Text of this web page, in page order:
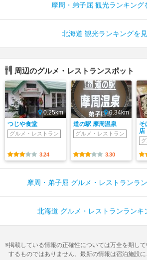
摩周・弟子屈 観光ランキング
北海道 観光ランキングを
周辺のグルメ・レストランスポット
0.25km
つじや食堂
グルメ・レストラン
3.24
0.34km
道の駅 摩周温泉
グルメ・レストラン
3.30
そ
店
摩周・弟子屈 グルメ・レストランラ
北海道 グルメ・レストランランキ
掲載している情報の正確性については万全を期し
するものではありません。最新の情報は宿泊施設に